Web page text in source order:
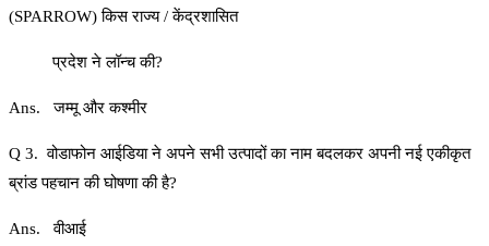
(SPARROW) किस राज्य / केंद्रशासित
प्रदेश ने लॉन्च की?
Ans. जम्मू और कश्मीर
Q 3. वोडाफोन आईडिया ने अपने सभी उत्पादों का नाम बदलकर अपनी नई एकीकृत
ब्रांड पहचान की घोषणा की है?
Ans. वीआई